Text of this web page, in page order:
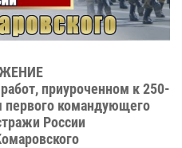
приуроченном к 250-
командующего
России